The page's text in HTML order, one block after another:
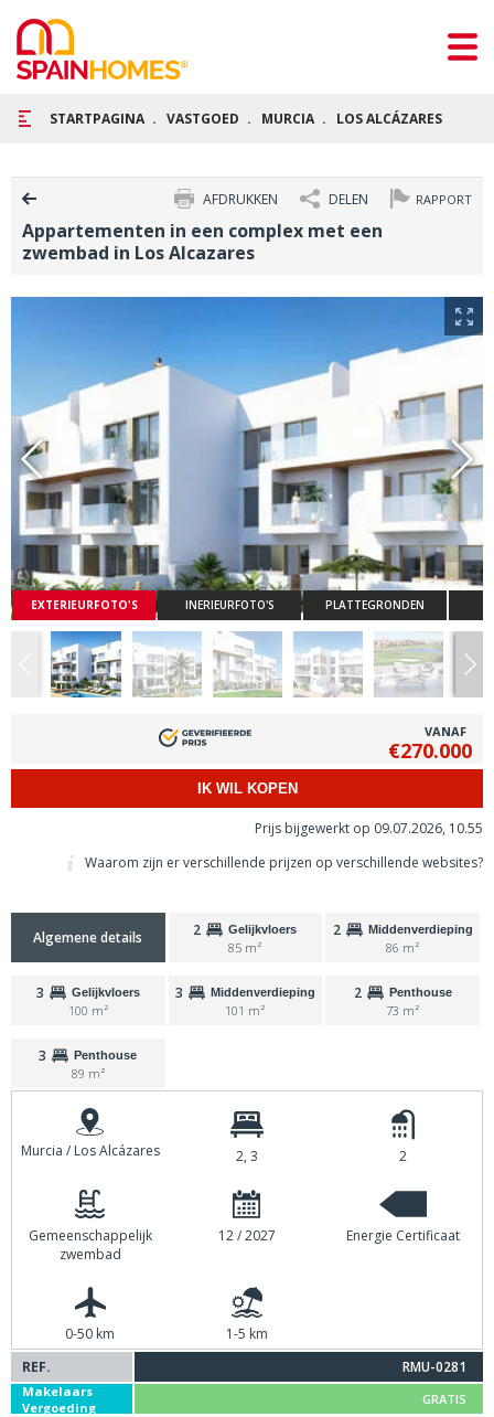
STARTPAGINA VASTGOED MURCIA LOS ALCÁZARES
RAPPORT
DELEN
AFDRUKKEN
Appartementen in een complex met een
zwembad in Los Alcazares
EXTERIEURFOTO'S INERIEURFOTO'S PLATTEGRONDEN
VANAF
€270.000
IK WIL KOPEN
Prijs bijgewerkt op 09.07.2026, 10.55
Waarom zijn er verschillende prijzen op verschillende websites?
Algemene details 2 Gelijkvloers
85 m²
2 Middenverdieping
86 m²
3 Gelijkvloers
100 m²
3 Middenverdieping
101 m²
2 Penthouse
73 m²
3 Penthouse
89 m²
Murcia / Los Alcázares 2, 3 2
Gemeenschappelijk
zwembad
12 / 2027 Energie Certificaat
0-50 km
1-5 km
REF.
RMU-0281
Makelaars
Vergoeding
GRATIS